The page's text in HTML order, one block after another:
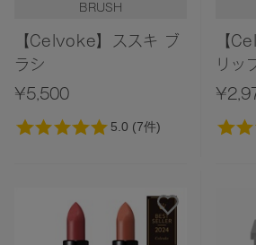
BRUSH
【Celvoke】ススキ ブ
ラシ
¥5,500
【
リッ
（レ